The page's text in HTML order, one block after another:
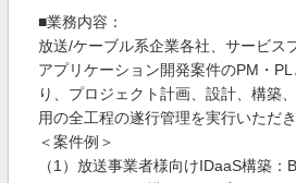
■業務内容：
放送/ケーブル系企業各社、サービス
アプリケーション開発案件のPM・
り、プロジェクト計画、設計、構築
用の全工程の遂行管理を実行いただき
＜案件例＞
（1）放送事業者様向けIDaaS構築：